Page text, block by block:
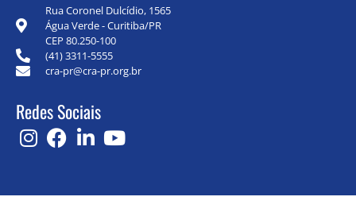
Rua Coronel Dulcídio, 1565
Água Verde - Curitiba/PR
CEP 80.250-100
(41) 3311-5555
cra-pr@cra-pr.org.br
Redes Sociais